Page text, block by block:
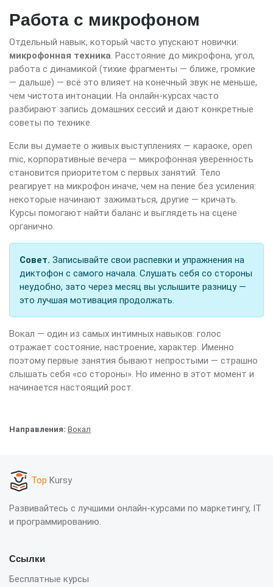
Работа с микрофоном
Отдельный навык, который часто упускают новички:
микрофонная техника. Расстояние до микрофона, угол,
работа с динамикой (тихие фрагменты — ближе, громкие
— дальше) — всё это влияет на конечный звук не меньше,
чем чистота интонации. На онлайн-курсах часто
разбирают запись домашних сессий и дают конкретные
советы по технике.
Если вы думаете о живых выступлениях — караоке, open
mic, корпоративные вечера — микрофонная уверенность
становится приоритетом с первых занятий. Тело
реагирует на микрофон иначе, чем на пение без усиления:
некоторые начинают зажиматься, другие — кричать.
Курсы помогают найти баланс и выглядеть на сцене
органично.
Совет. Записывайте свои распевки и упражнения на
диктофон с самого начала. Слушать себя со стороны
неудобно, зато через месяц вы услышите разницу —
это лучшая мотивация продолжать.
Вокал — один из самых интимных навыков: голос
отражает состояние, настроение, характер. Именно
поэтому первые занятия бывают непростыми — страшно
слышать себя «со стороны». Но именно в этот момент и
начинается настоящий рост.
Направления: Вокал
Top Kursy
Развивайтесь с лучшими онлайн-курсами по маркетингу, IT
и программированию.
Ссылки
Бесплатные курсы